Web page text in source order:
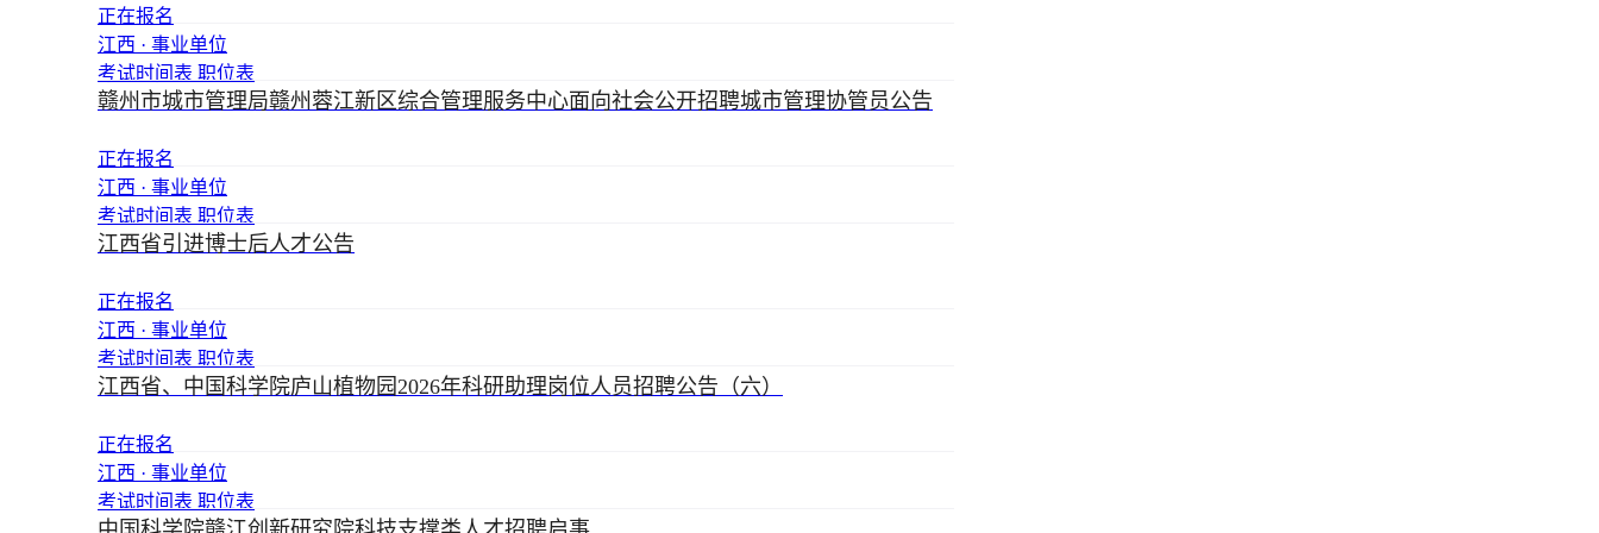
正在报名
江西 · 事业单位
考试时间表 职位表
赣州市城市管理局赣州蓉江新区综合管理服务中心面向社会公开招聘城市管理协管员公告
正在报名
江西 · 事业单位
考试时间表 职位表
江西省引进博士后人才公告
正在报名
江西 · 事业单位
考试时间表 职位表
江西省、中国科学院庐山植物园2026年科研助理岗位人员招聘公告（六）
正在报名
江西 · 事业单位
考试时间表 职位表